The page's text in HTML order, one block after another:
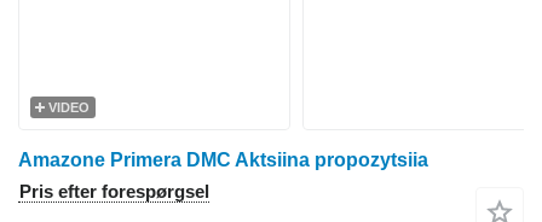
VIDEO
Amazone Primera DMC Aktsiina propozytsiia
Pris efter forespørgsel